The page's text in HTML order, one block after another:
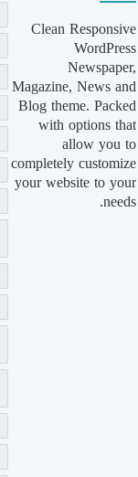
Clean Responsive
WordPress
Newspaper,
Magazine, News and
Blog theme. Packed
with options that
allow you to
completely customize
your website to your
needs.